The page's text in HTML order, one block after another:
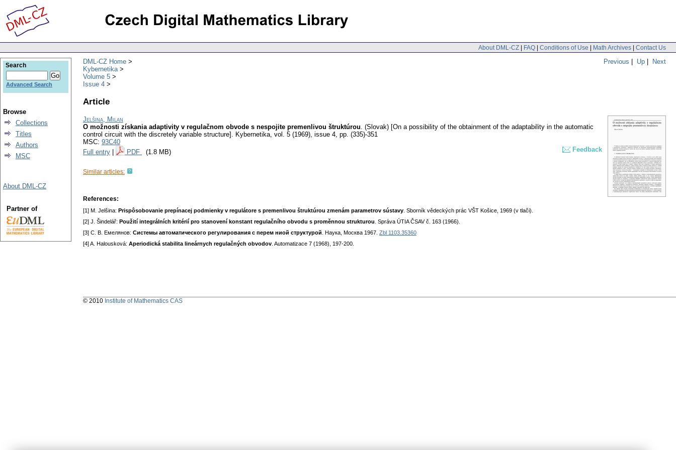
About DML-CZ | FAQ | Conditions of Use | Math Archives | Contact Us
Previous | Up | Next
DML-CZ Home
Kybernetika
Volume 5
Issue 4
Article
Jelšina, Milan
O možnosti získania adaptivity v regulačnom obvode s nespojite premenlivou štruktúrou. (Slovak) [On a possibility of the obtainment of the adaptability in the automatic
control circuit with the discretely variable structure]. Kybernetika, vol. 5 (1969), issue 4, pp. (335)-351
MSC: 93C40
Full entry
PDF (1.8 MB) Feedback
Similar articles:
References:
[1] M. Jelšina: Prispôsobovanie prepínacej podmienky v regulátore s premenlivou štruktúrou zmenám parametrov sústavy . Sborník vědeckých prác VŠT Košice, 1969 (v tlači).
[2] J. Šindelář: Použití integrálních kritérií pro stanovení konstant regulačního obvodu s proměnnou strukturou . Správa ÚTIA ČSAV č. 163 (1966).
[3] C. B. Емелянов: Системы автоматического регулирования с перем ниой структурой . Наука, Москва 1967. Zbl 1103.35360
[4] A. Halousková: Aperiodická stabilita lineárnych regulačných obvodov . Automatizace 7 (1968), 197-200.
Search
Advanced Search
Browse
Collections
Titles
Authors
MSC
About DML-CZ
Partner of
© 2010 Institute of Mathematics CAS